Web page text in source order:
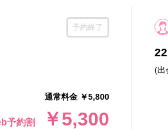
予約終了
通常料金 ￥5,800
予約割 ￥5,300
(出